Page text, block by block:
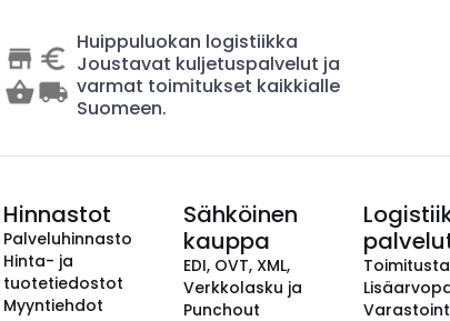
Huippuluokan logistiikka
Joustavat kuljetuspalvelut ja
varmat toimitukset kaikkialle
Suomeen.
Hinnastot
Palveluhinnasto
Hinta- ja
tuotetiedostot
Myyntiehdot
Sähköinen
kauppa
EDI, OVT, XML,
Verkkolasku ja
Punchout